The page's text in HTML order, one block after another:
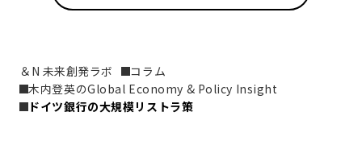
＆N 未来創発ラボ
コラム
木内登英のGlobal Economy & Policy Insight
ドイツ銀行の大規模リストラ策